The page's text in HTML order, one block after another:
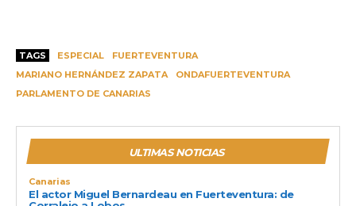
TAGS ESPECIAL
FUERTEVENTURA
MARIANO HERNÁNDEZ ZAPATA
ONDAFUERTEVENTURA
PARLAMENTO DE CANARIAS
ULTIMAS NOTICIAS
Canarias
El actor Miguel Bernardeau en Fuerteventura: de